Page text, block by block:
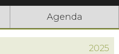
Agenda
2025